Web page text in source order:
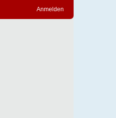
Anmelden